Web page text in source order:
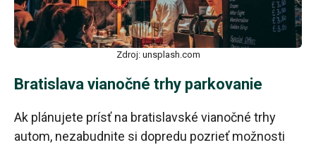
Zdroj: unsplash.com
Bratislava vianočné trhy parkovanie
Ak plánujete prísť na bratislavské vianočné trhy
autom, nezabudnite si dopredu pozrieť možnosti